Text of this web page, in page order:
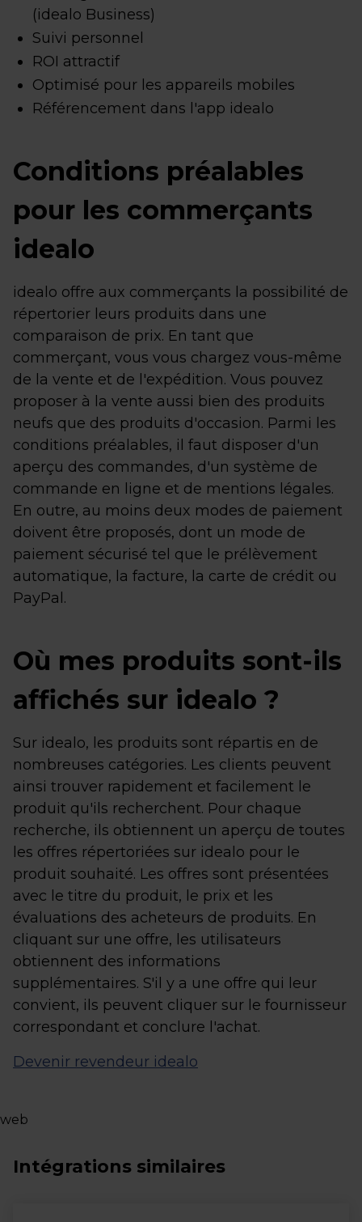
(idealo Business)
Suivi personnel
ROI attractif
Optimisé pour les appareils mobiles
Référencement dans l'app idealo
Conditions préalables
pour les commerçants
idealo
idealo offre aux commerçants la possibilité de
répertorier leurs produits dans une
comparaison de prix. En tant que
commerçant, vous vous chargez vous-même
de la vente et de l'expédition. Vous pouvez
proposer à la vente aussi bien des produits
neufs que des produits d'occasion. Parmi les
conditions préalables, il faut disposer d'un
aperçu des commandes, d'un système de
commande en ligne et de mentions légales.
En outre, au moins deux modes de paiement
doivent être proposés, dont un mode de
paiement sécurisé tel que le prélèvement
automatique, la facture, la carte de crédit ou
PayPal.
Où mes produits sont-ils
affichés sur idealo ?
Sur idealo, les produits sont répartis en de
nombreuses catégories. Les clients peuvent
ainsi trouver rapidement et facilement le
produit qu'ils recherchent. Pour chaque
recherche, ils obtiennent un aperçu de toutes
les offres répertoriées sur idealo pour le
produit souhaité. Les offres sont présentées
avec le titre du produit, le prix et les
évaluations des acheteurs de produits. En
cliquant sur une offre, les utilisateurs
obtiennent des informations
supplémentaires. S'il y a une offre qui leur
convient, ils peuvent cliquer sur le fournisseur
correspondant et conclure l'achat.
Devenir revendeur idealo
web
Intégrations similaires